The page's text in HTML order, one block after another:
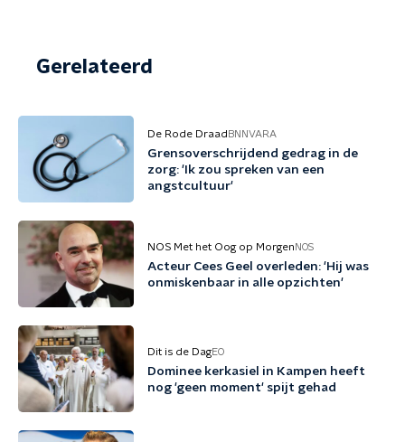
Gerelateerd
De Rode Draad BNNVARA
Grensoverschrijdend gedrag in de
zorg: 'Ik zou spreken van een
angstcultuur'
NOS Met het Oog op Morgen NOS
Acteur Cees Geel overleden: 'Hij was
onmiskenbaar in alle opzichten'
Dit is de DagEO
Dominee kerkasiel in Kampen heeft
nog 'geen moment' spijt gehad